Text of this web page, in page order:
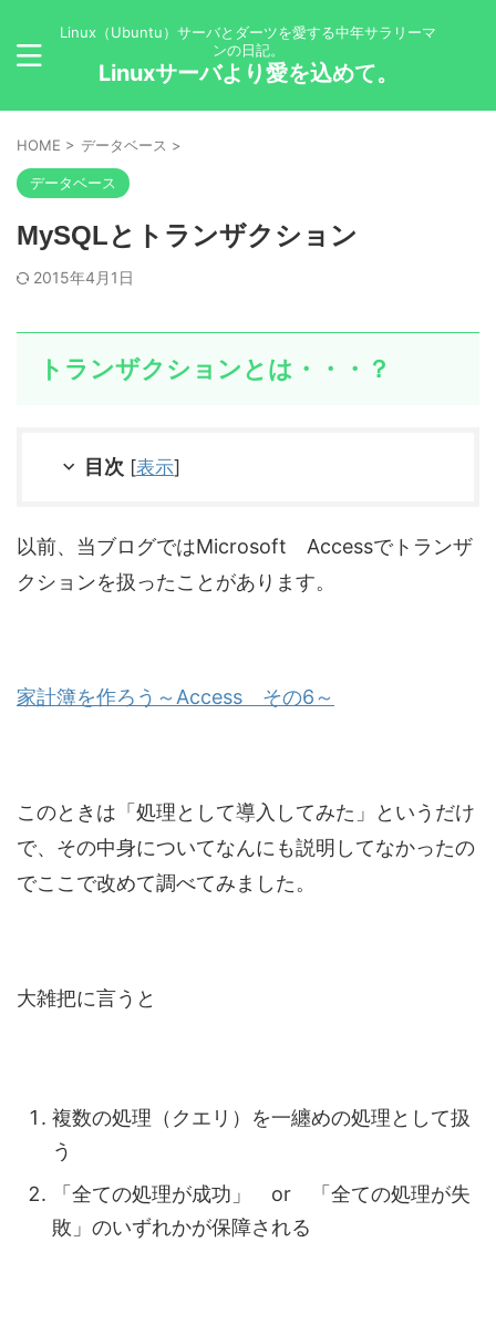
Linux（Ubuntu）サーバとダーツを愛する中年サラリーマ
ンの日記。
Linuxサーバより愛を込めて。
HOME > データベース >
データベース
MySQLとトランザクション
2015年4月1日
トランザクションとは・・・？
目次 [表示]
以前、当ブログではMicrosoft Accessでトランザ
クションを扱ったことがあります。
家計簿を作ろう～Access その6～
このときは「処理として導入してみた」というだけ
で、その中身についてなんにも説明してなかったの
でここで改めて調べてみました。
大雑把に言うと
複数の処理（クエリ）を一纏めの処理として扱
う
「全ての処理が成功」 or 「全ての処理が失
敗」のいずれかが保障される